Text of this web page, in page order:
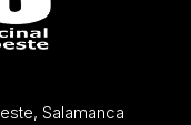
Salamanca